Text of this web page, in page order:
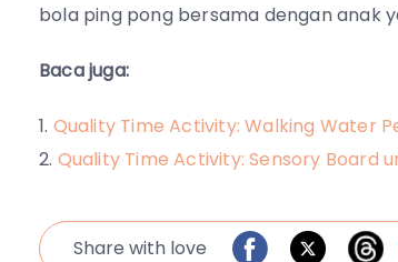
bola ping pong bersama dengan anak
Baca juga:
Quality Time Activity: Walking Water
Quality Time Activity: Sensory Board
Share with love